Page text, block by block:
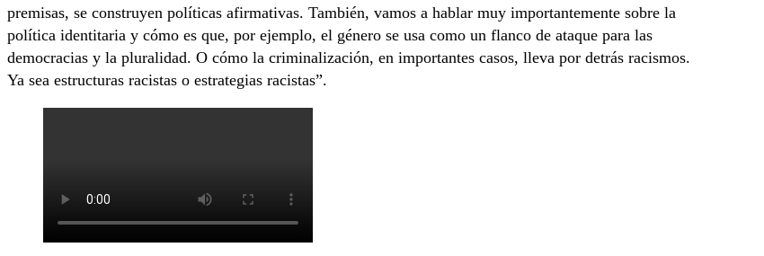
premisas, se construyen políticas afirmativas. También, vamos a hablar muy importantemente sobre la
política identitaria y cómo es que, por ejemplo, el género se usa como un flanco de ataque para las
democracias y la pluralidad. O cómo la criminalización, en importantes casos, lleva por detrás racismos.
Ya sea estructuras racistas o estrategias racistas”.